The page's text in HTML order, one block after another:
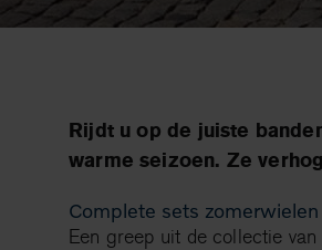
Rijdt u op de juiste
warme seizoen. Ze
Complete sets zomerwielen
Een greep uit de collectie